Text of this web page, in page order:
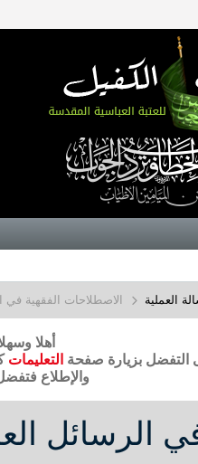
العملية الاصطلاحات الفقهية في
أهلا
التفضل بزيارة صفحة التعليمات
والإطلاع
الرسائل